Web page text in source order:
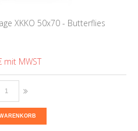
XKKO 50x70 - Butterflies